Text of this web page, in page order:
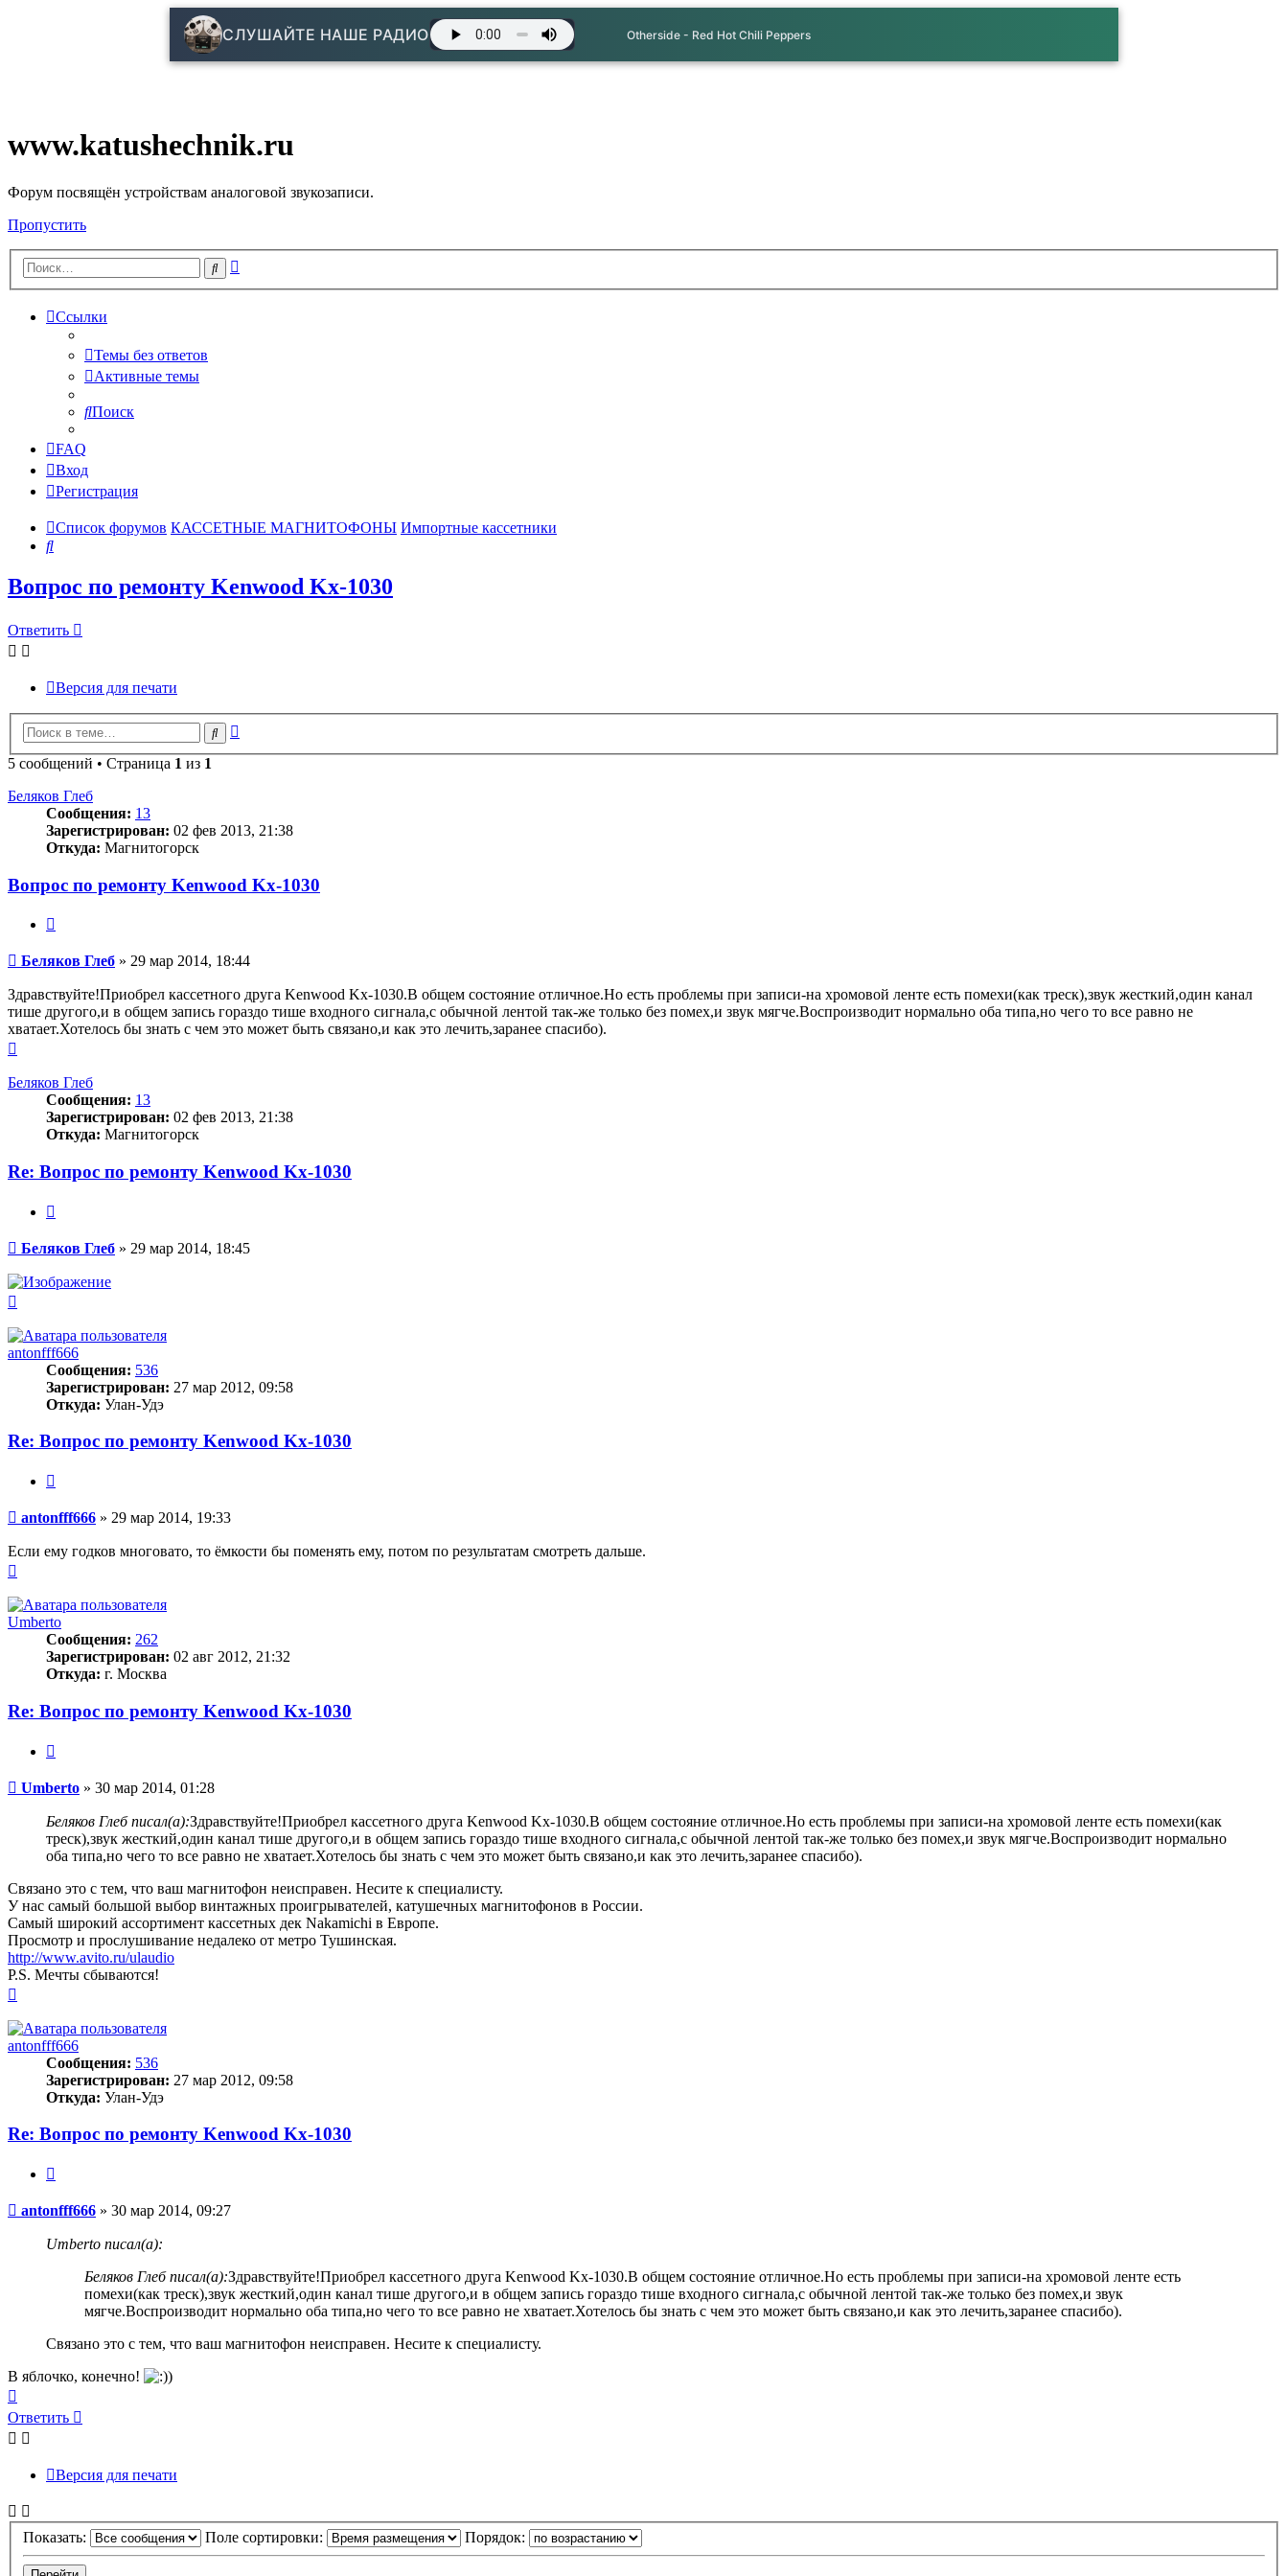
СЛУШАЙТЕ НАШЕ РАДИО Otherside - Red Hot Chili Peppers
www.katushechnik.ru
Форум посвящён устройствам аналоговой звукозаписи.
Пропустить
Поиск
Ссылки
Темы без ответов
Активные темы
Поиск
FAQ
Вход
Регистрация
Список форумов КАССЕТНЫЕ МАГНИТОФОНЫ Импортные кассетники
Поиск
Вопрос по ремонту Kenwood Kx-1030
Ответить
Версия для печати
Поиск
5 сообщений • Страница 1 из 1
Беляков Глеб
Сообщения: 13
Зарегистрирован: 02 фев 2013, 21:38
Откуда: Магнитогорск
Вопрос по ремонту Kenwood Kx-1030
Сообщение
Беляков Глеб » 29 мар 2014, 18:44
Здравствуйте!Приобрел кассетного друга Kenwood Kx-1030.В общем состояние отличное.Но есть проблемы при записи-на хромовой ленте есть помехи(как треск),звук жесткий,один канал
тише другого,и в общем запись гораздо тише входного сигнала,с обычной лентой так-же только без помех,и звук мягче.Воспроизводит нормально оба типа,но чего то все равно не
хватает.Хотелось бы знать с чем это может быть связано,и как это лечить,заранее спасибо).
началу
Беляков Глеб
Сообщения: 13
Зарегистрирован: 02 фев 2013, 21:38
Откуда: Магнитогорск
Re: Вопрос по ремонту Kenwood Kx-1030
Сообщение
Беляков Глеб » 29 мар 2014, 18:45
началу
antonfff666
Сообщения: 536
Зарегистрирован: 27 мар 2012, 09:58
Откуда: Улан-Удэ
Re: Вопрос по ремонту Kenwood Kx-1030
Сообщение
antonfff666 » 29 мар 2014, 19:33
Если ему годков многовато, то ёмкости бы поменять ему, потом по результатам смотреть дальше.
началу
Umberto
Сообщения: 262
Зарегистрирован: 02 авг 2012, 21:32
Откуда: г. Москва
Re: Вопрос по ремонту Kenwood Kx-1030
Сообщение
Umberto » 30 мар 2014, 01:28
Беляков Глеб писал(а):Здравствуйте!Приобрел кассетного друга Kenwood Kx-1030.В общем состояние отличное.Но есть проблемы при записи-на хромовой ленте есть помехи(как
треск),звук жесткий,один канал тише другого,и в общем запись гораздо тише входного сигнала,с обычной лентой так-же только без помех,и звук мягче.Воспроизводит нормально
оба типа,но чего то все равно не хватает.Хотелось бы знать с чем это может быть связано,и как это лечить,заранее спасибо).
Связано это с тем, что ваш магнитофон неисправен. Несите к специалисту.
У нас самый большой выбор винтажных проигрывателей, катушечных магнитофонов в России.
Самый широкий ассортимент кассетных дек Nakamichi в Европе.
Просмотр и прослушивание недалеко от метро Тушинская.
http://www.avito.ru/ulaudio
P.S. Мечты сбываются!
началу
antonfff666
Сообщения: 536
Зарегистрирован: 27 мар 2012, 09:58
Откуда: Улан-Удэ
Re: Вопрос по ремонту Kenwood Kx-1030
Сообщение
antonfff666 » 30 мар 2014, 09:27
Umberto писал(а):
Беляков Глеб писал(а):Здравствуйте!Приобрел кассетного друга Kenwood Kx-1030.В общем состояние отличное.Но есть проблемы при записи-на хромовой ленте есть
помехи(как треск),звук жесткий,один канал тише другого,и в общем запись гораздо тише входного сигнала,с обычной лентой так-же только без помех,и звук
мягче.Воспроизводит нормально оба типа,но чего то все равно не хватает.Хотелось бы знать с чем это может быть связано,и как это лечить,заранее спасибо).
Связано это с тем, что ваш магнитофон неисправен. Несите к специалисту.
В яблочко, конечно!
к
началу
Ответить
Версия для печати
Показать: Поле сортировки: Порядок: